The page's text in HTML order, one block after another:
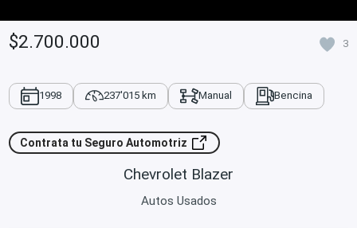
$2.700.000 3
1998 237'015 km Manual Bencina
Contrata tu Seguro Automotriz
Chevrolet Blazer
Autos Usados